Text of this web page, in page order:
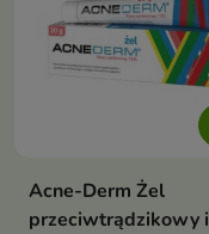
Acne-Derm Żel
przeciwtrądzikowy i